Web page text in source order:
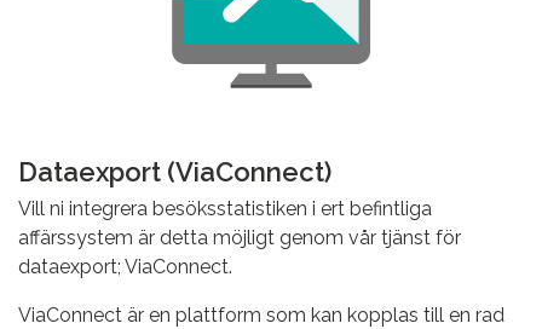
Dataexport (ViaConnect)
Vill ni integrera besöksstatistiken i ert befintliga
affärssystem är detta möjligt genom vår tjänst för
dataexport; ViaConnect.
ViaConnect är en plattform som kan kopplas till en rad